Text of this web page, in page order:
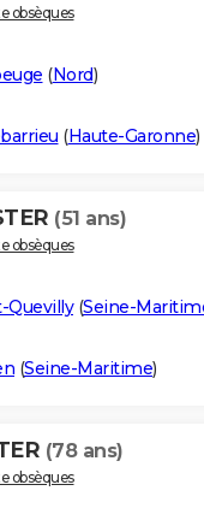
obsèques
(Nord)
(Haute-Garonne)
(51 ans)
obsèques
Quevilly(Seine-
(Seine-Maritime)
(78 ans)
obsèques